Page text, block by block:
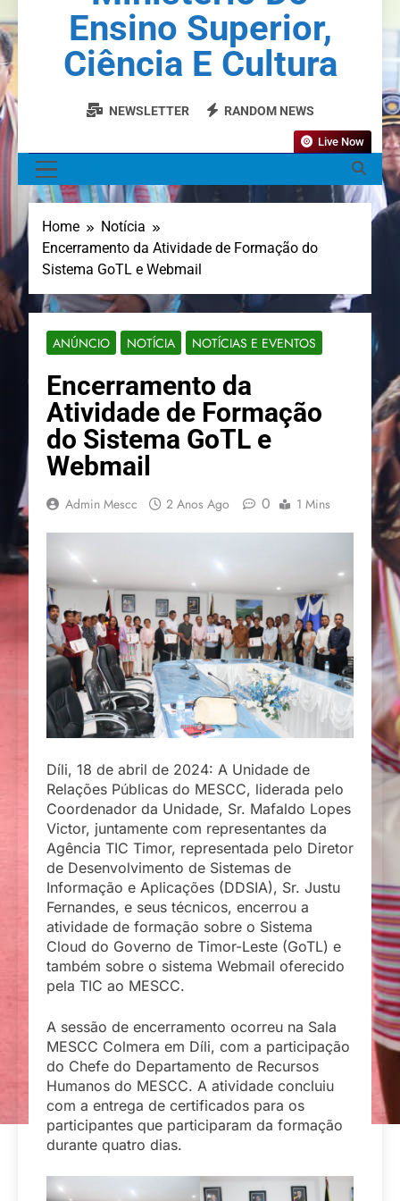
Ensino Superior,
Ciência E Cultura
NEWSLETTER RANDOM NEWS
Live Now
Home
Notícia
Encerramento da Atividade de Formação do
Sistema GoTL e Webmail
ANÚNCIO NOTÍCIA NOTÍCIAS E EVENTOS
Encerramento da
Atividade de Formação
do Sistema GoTL e
Webmail
Admin Mescc 2 Anos Ago 0 1 Mins
Díli, 18 de abril de 2024: A Unidade de
Relações Públicas do MESCC, liderada pelo
Coordenador da Unidade, Sr. Mafaldo Lopes
Victor, juntamente com representantes da
Agência TIC Timor, representada pelo Diretor
de Desenvolvimento de Sistemas de
Informação e Aplicações (DDSIA), Sr. Justu
Fernandes, e seus técnicos, encerrou a
atividade de formação sobre o Sistema
Cloud do Governo de Timor-Leste (GoTL) e
também sobre o sistema Webmail oferecido
pela TIC ao MESCC.
A sessão de encerramento ocorreu na Sala
MESCC Colmera em Díli, com a participação
do Chefe do Departamento de Recursos
Humanos do MESCC. A atividade concluiu
com a entrega de certificados para os
participantes que participaram da formação
durante quatro dias.